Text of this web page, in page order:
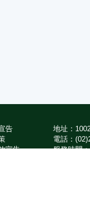
告
宣告
地址：
電話：
服務時間